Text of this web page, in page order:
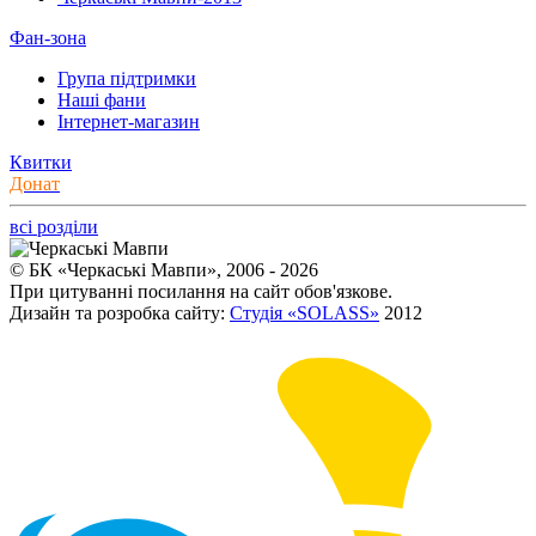
Фан-зона
Група підтримки
Наші фани
Інтернет-магазин
Квитки
Донат
всі розділи
© БК «Черкаські Мавпи», 2006 - 2026
При цитуванні посилання на сайт обов'язкове.
Дизайн та розробка сайту: Студія «SOLASS» 2012